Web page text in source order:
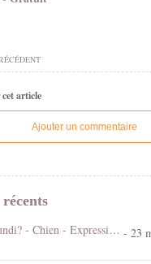
article
Ajouter un commentaire
Koi ! Cé lundi? - Chien - Expression - Gif scintillant - Gratuit - 23